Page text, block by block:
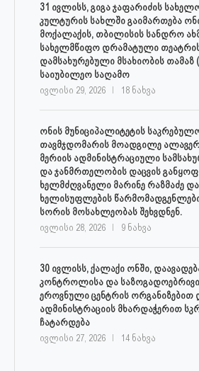
31 ივლისს, გიგა ჯაფარიძის
კულტურის სახლში გაიმართება
მოქალაქის, თბილისის სანდრო
სახელმწიფო დრამატული
დამსახურებული მსახიობის თამაზ
საიუბილეო საღამო
ივლისი 29, 2026 18 ნახვა
ონის მუნიციპალიტეტის
თავმჯდომარის მოადგილე
მერიის ადმინისტრაციული
და ჯანმრთელობის დაცვის
ხელმძღვანელი მარინე რაზმაძე
ხელისუფლების
სორის მოსახლეობას შეხვდნენ.
ივლისი 28, 2026 9 ნახვა
30 ივლისს, ქალაქი ონში,
კონტროლისა და
ეროვნული ცენტრის ორგანიზებით
ადმინისტრაციის მხარდაჭერით
ჩატარდება
ივლისი 27, 2026 14 ნახვა